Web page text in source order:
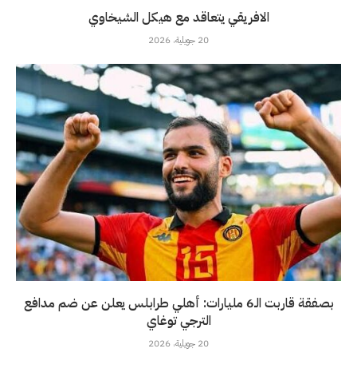
الافريقي يتعاقد مع هيكل الشيخاوي
20 جويلية، 2026
بصفقة قاربت الـ6 مليارات: أهلي طرابلس يعلن عن ضم مدافع
الترجي توغاي
20 جويلية، 2026